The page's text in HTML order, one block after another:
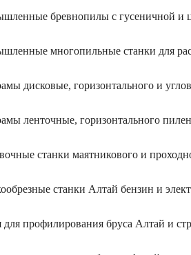
бревнопилы с гусеничной и
многопильные станки для
дисковые, горизонтального и
ленточные, горизонтального
станки маятникового и
станки Алтай бензин и
профилирования бруса Алтай и